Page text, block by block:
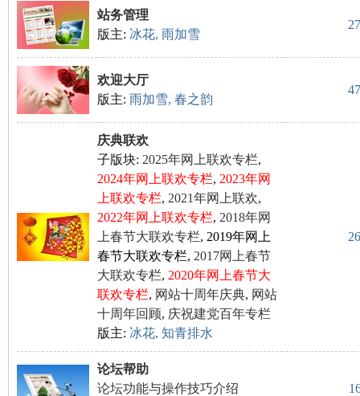
尔
滨
站务管理
版主: 冰花, 雨加雪
欢迎大厅
版主: 雨加雪, 春之韵
庆典联欢
子版块: 2025年网上联欢专栏,
2024年网上联欢专栏, 2023年网
上联欢专栏, 2021年网上联欢,
2022年网上联欢专栏, 2018年网
上春节大联欢专栏, 2019年网上
春节大联欢专栏, 2017网上春节
大联欢专栏, 2020年网上春节大
联欢专栏, 网站十周年庆典, 网站
十周年回顾, 庆祝建党百年专栏
版主: 冰花, 知青排水
论坛帮助
论坛功能与操作技巧介绍